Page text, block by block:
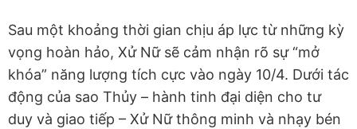
Sau một khoảng thời gian chịu áp lực từ những kỳ
vọng hoàn hảo, Xử Nữ sẽ cảm nhận rõ sự “mở
khóa” năng lượng tích cực vào ngày 10/4. Dưới tác
động của sao Thủy – hành tinh đại diện cho tư
duy và giao tiếp – Xử Nữ thông minh và nhạy bén